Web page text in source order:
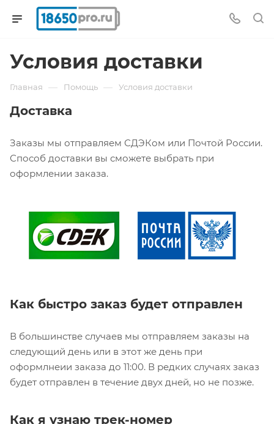
Условия доставки
Главная — Помощь — Условия доставки
Доставка
Заказы мы отправляем СДЭКом или Почтой России.
Способ доставки вы сможете выбрать при
оформлении заказа.
Как быстро заказ будет отправлен
В большинстве случаев мы отправляем заказы на
следующий день или в этот же день при
оформлнеии заказа до 11:00. В редких случаях заказ
будет отправлен в течение двух дней, но не позже.
Как я узнаю трек-номер